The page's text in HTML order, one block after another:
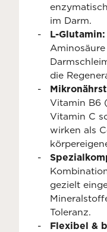
im Darm.
L-Glutamin:
die
Vitamin B6
Vitamin C
wirken als
gezielt
Toleranz.
Flexibel &